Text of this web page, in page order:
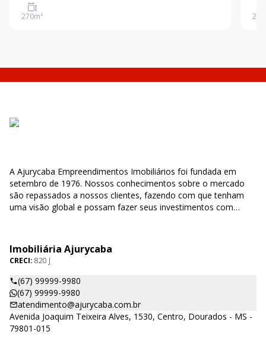
para você construir a sua casa dos sonhos ou um
empreendimento. Com um excelente potencial, não
270m² 273
A Ajurycaba Empreendimentos Imobiliários foi fundada em
setembro de 1976. Nossos conhecimentos sobre o mercado
são repassados a nossos clientes, fazendo com que tenham
uma visão global e possam fazer seus investimentos com
Imobiliária Ajurycaba
CRECI: 820 J
(67) 99999-9980
(67) 99999-9980
atendimento@ajurycaba.com.br
Avenida Joaquim Teixeira Alves, 1530, Centro, Dourados - MS -
79801-015